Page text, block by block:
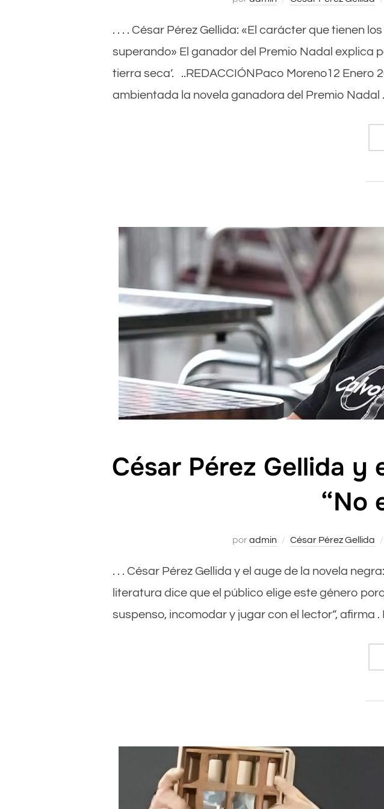
. . . . César Pérez Gellida: «El carácter que tienen
superando» El ganador del Premio Nadal explica
tierra seca’. ..REDACCIÓNPaco Moreno12 Enero
ambientada la novela ganadora del Premio Nadal
César Pérez Gellida y
“No
poradmin César Pérez Gellida
. . . César Pérez Gellida y el auge de la novela
literatura dice que el público elige este género
suspenso, incomodar y jugar con el lector”, afirma